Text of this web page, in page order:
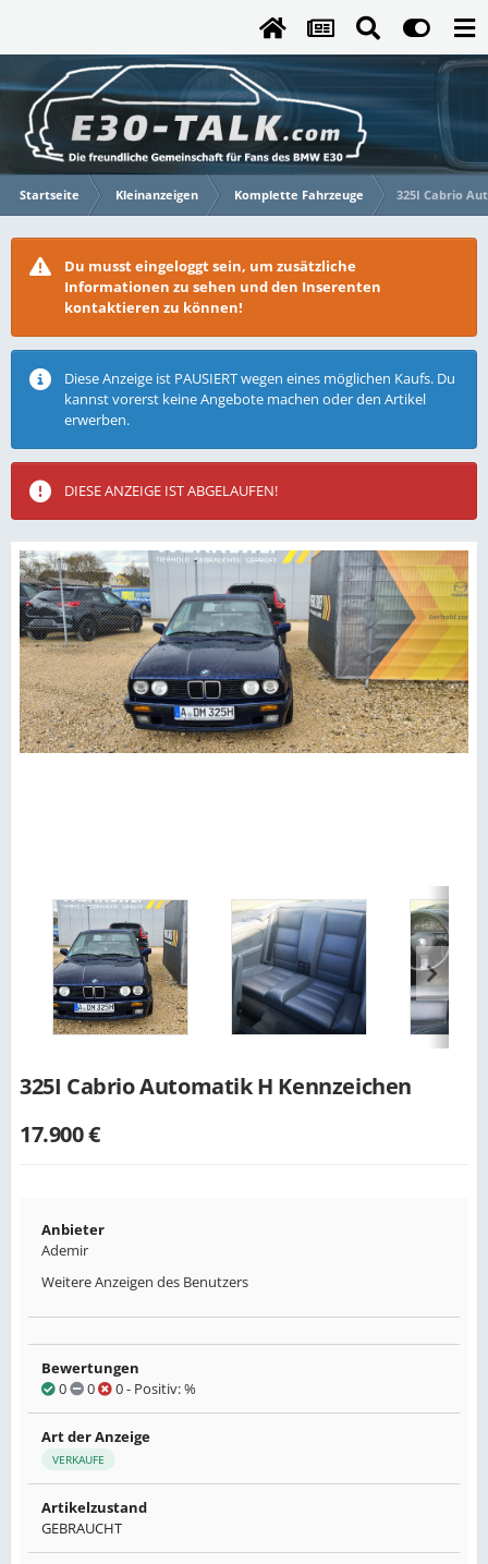
Startseite Kleinanzeigen Komplette Fahrzeuge 325I Cabrio
Du musst eingeloggt sein, um zusätzliche
Informationen zu sehen und den Inserenten
kontaktieren zu können!
Diese Anzeige ist PAUSIERT wegen eines möglichen Kaufs. Du
kannst vorerst keine Angebote machen oder den Artikel
erwerben.
DIESE ANZEIGE IST ABGELAUFEN!
325I Cabrio Automatik H Kennzeichen
17.900 €
Anbieter
Ademir
Weitere Anzeigen des Benutzers
Bewertungen
0
0 0- Positiv: %
Art der Anzeige
VERKAUFE
Artikelzustand
GEBRAUCHT